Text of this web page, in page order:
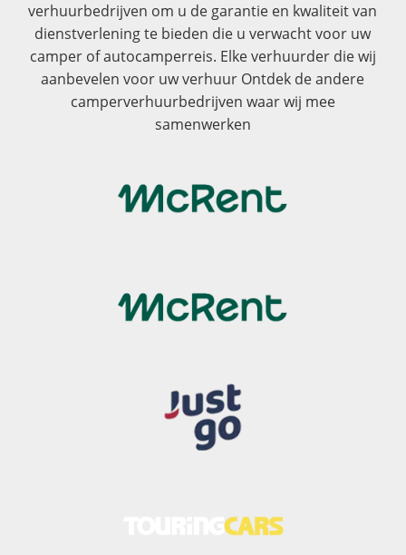
verhuurbedrijven om u de garantie en kwaliteit van
dienstverlening te bieden die u verwacht voor uw
camper of autocamperreis. Elke verhuurder die wij
aanbevelen voor uw verhuur Ontdek de andere
camperverhuurbedrijven waar wij mee
samenwerken